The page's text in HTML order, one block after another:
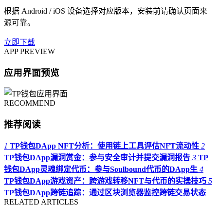
根据 Android / iOS 设备选择对应版本，安装前请确认页面来
源可靠。
立即下载
APP PREVIEW
应用界面预览
RECOMMEND
推荐阅读
1 TP钱包DApp NFT分析：使用链上工具评估NFT流动性 2
TP钱包DApp漏洞赏金：参与安全审计并提交漏洞报告 3 TP
钱包DApp灵魂绑定代币：参与Soulbound代币的DApp生 4
TP钱包DApp游戏资产：跨游戏转移NFT与代币的实操技巧 5
TP钱包DApp跨链追踪：通过区块浏览器监控跨链交易状态
RELATED ARTICLES